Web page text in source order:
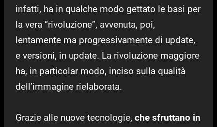
infatti, ha in qualche modo gettato le basi per
la vera “rivoluzione”, avvenuta, poi,
lentamente ma progressivamente di update,
e versioni, in update. La rivoluzione maggiore
ha, in particolar modo, inciso sulla qualità
dell’immagine rielaborata.
Grazie alle nuove tecnologie, che sfruttano in